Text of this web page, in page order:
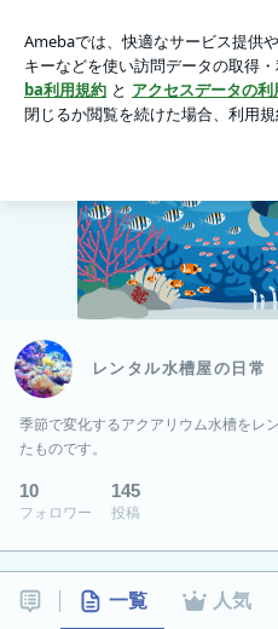
アプリをダウンロードして ブログ
ょう。
レンタル水槽屋の日常
季節で変化するアクアリウム水槽をレ
たものです。
10
フォロワー
145
投稿
一覧 人気